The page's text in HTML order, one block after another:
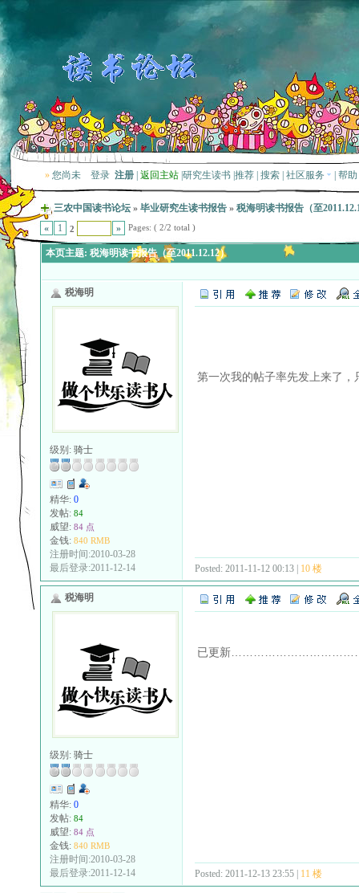
» 您尚未 登录 注册 返回主站 研究生读书 推荐 搜索 社区服务 帮助
三农中国读书论坛 » 毕业研究生读书报告 » 税海明读书报告（至
«
1 2 » Pages: ( 2/2 total )
本页主题: 税海明读书报告（至2011.12.12）
税海明
级别: 骑士
精华: 0
发帖: 84
威望: 84 点
金钱: 840 RMB
注册时间:2010-03-28
最后登录:2011-12-14
第一次我的帖子率先发上来了
Posted: 2011-11-12 00:13 | 10 楼
税海明
级别: 骑士
精华: 0
发帖: 84
威望: 84 点
金钱: 840 RMB
注册时间:2010-03-28
最后登录:2011-12-14
已更新
Posted: 2011-12-13 23:55 | 11 楼